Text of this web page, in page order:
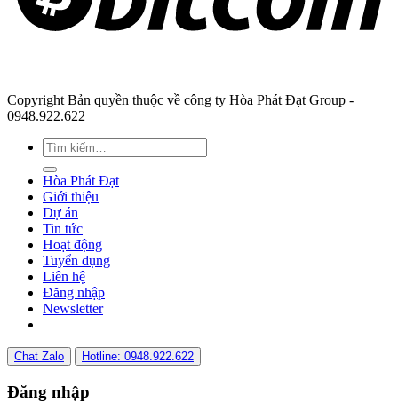
Copyright Bản quyền thuộc về công ty Hòa Phát Đạt Group -
0948.922.622
Hòa Phát Đạt
Giới thiệu
Dự án
Tin tức
Hoạt động
Tuyển dụng
Liên hệ
Đăng nhập
Newsletter
Chat Zalo Hotline: 0948.922.622
Đăng nhập